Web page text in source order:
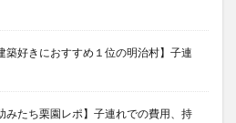
築好きにおすすめ１位の明治村】子連
みたち栗園レポ】子連れでの費用、持